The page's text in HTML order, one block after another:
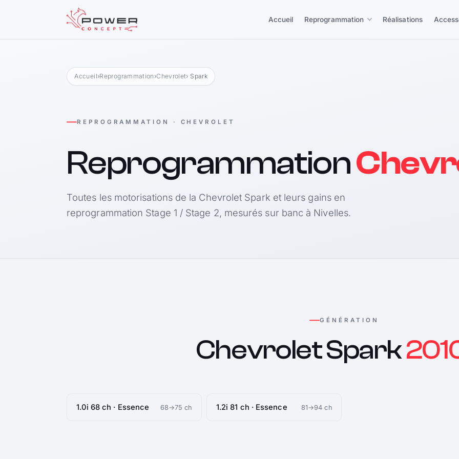
Accueil Reprogrammation Réalisations
Accueil›Reprogrammation ›Chevrolet› Spark
REPROGRAMMATION · CHEVROLET
Reprogrammation
Toutes les motorisations de la Chevrolet Spark et leurs gains en
reprogrammation Stage 1 / Stage 2, mesurés sur banc à Nivelles.
GÉNÉRATION
Chevrolet Spark
1.0i 68 ch · Essence 68→75 ch 1.2i 81 ch · Essence 81→94 ch